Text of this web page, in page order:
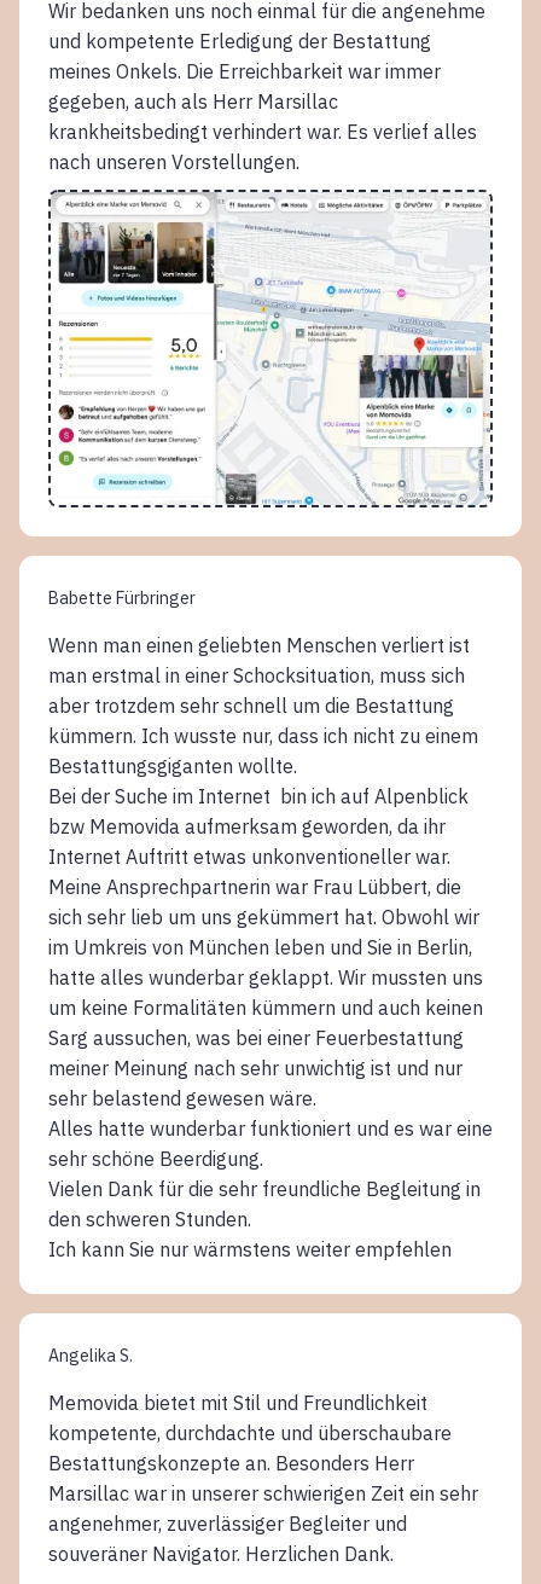
Wir bedanken uns noch einmal für die angenehme
und kompetente Erledigung der Bestattung
meines Onkels. Die Erreichbarkeit war immer
gegeben, auch als Herr Marsillac
krankheitsbedingt verhindert war. Es verlief alles
nach unseren Vorstellungen.
Babette Fürbringer
Wenn man einen geliebten Menschen verliert ist
man erstmal in einer Schocksituation, muss sich
aber trotzdem sehr schnell um die Bestattung
kümmern. Ich wusste nur, dass ich nicht zu einem
Bestattungsgiganten wollte.
Bei der Suche im Internet bin ich auf Alpenblick
bzw Memovida aufmerksam geworden, da ihr
Internet Auftritt etwas unkonventioneller war.
Meine Ansprechpartnerin war Frau Lübbert, die
sich sehr lieb um uns gekümmert hat. Obwohl wir
im Umkreis von München leben und Sie in Berlin,
hatte alles wunderbar geklappt. Wir mussten uns
um keine Formalitäten kümmern und auch keinen
Sarg aussuchen, was bei einer Feuerbestattung
meiner Meinung nach sehr unwichtig ist und nur
sehr belastend gewesen wäre.
Alles hatte wunderbar funktioniert und es war eine
sehr schöne Beerdigung.
Vielen Dank für die sehr freundliche Begleitung in
den schweren Stunden.
Ich kann Sie nur wärmstens weiter empfehlen
Angelika S.
Memovida bietet mit Stil und Freundlichkeit
kompetente, durchdachte und überschaubare
Bestattungskonzepte an. Besonders Herr
Marsillac war in unserer schwierigen Zeit ein sehr
angenehmer, zuverlässiger Begleiter und
souveräner Navigator. Herzlichen Dank.